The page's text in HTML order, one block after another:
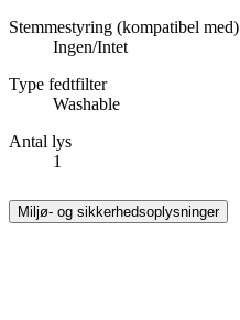
Stemmestyring (kompatibel med)
Ingen/Intet
Type fedtfilter
Washable
Antal lys
1
Miljø- og sikkerhedsoplysninger